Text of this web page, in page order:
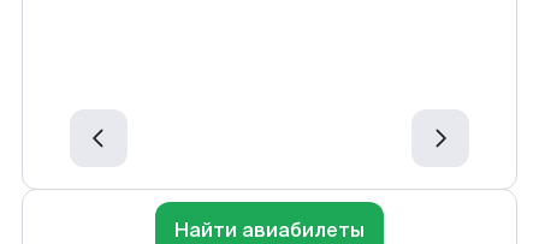
Найти авиабилеты